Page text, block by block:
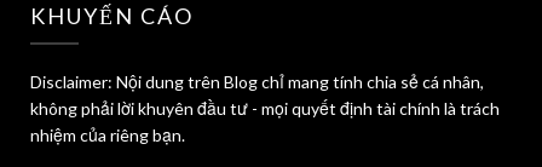
KHUYẾN CÁO
Disclaimer: Nội dung trên Blog chỉ mang tính chia sẻ cá nhân,
không phải lời khuyên đầu tư - mọi quyết định tài chính là trách
nhiệm của riêng bạn.